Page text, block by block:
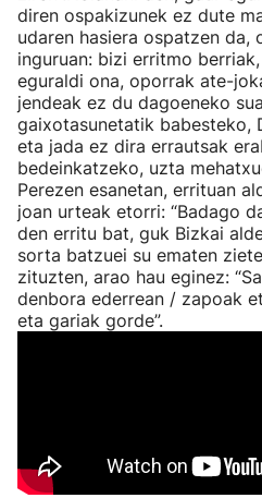
diren ospakizunek ez dute
udaren hasiera ospatzen da,
inguruan: bizi erritmo
eguraldi ona, oporrak ate-
jendeak ez du dagoeneko
gaixotasunetatik babesteko,
eta jada ez dira errautsak
bedeinkatzeko, uzta
Perezen esanetan, errituan
joan urteak etorri: “Badago
den erritu bat, guk Bizkai
sorta batzuei su ematen
zituzten, arao hau eginez:
denbora ederrean / zapoak
eta gariak gorde”.